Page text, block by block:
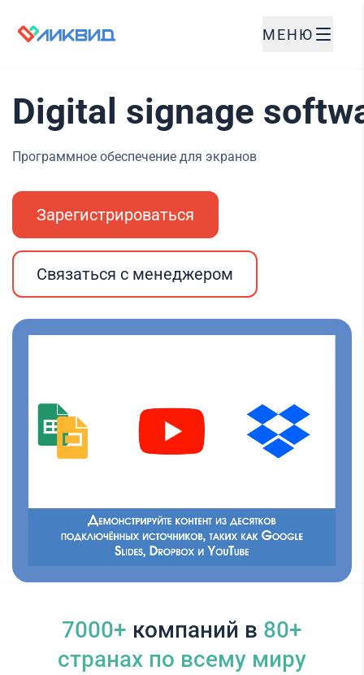
МЕНЮ
Digital signage
Программное обеспечение для экранов
Зарегистрироваться
Связаться с менеджером
7000+ компаний в 80+
cтранах по всему миру